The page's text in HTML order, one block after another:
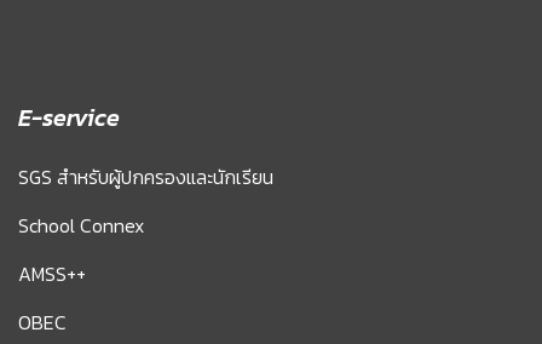
E-service
SGS สำหรับผู้ปกครองและนักเรียน
School Connex
AMSS++
OBEC